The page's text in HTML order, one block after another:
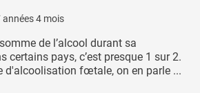
années 4 mois
de l’alcool durant sa
certains pays, c’est presque 1 sur 2.
d'alcoolisation fœtale, on en parle ...